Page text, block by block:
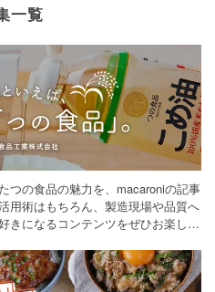
一覧
つの食品の魅力を、macaroniの記事
用術はもちろん、製造現場や品質へ
きになるコンテンツをぜひお楽しみ